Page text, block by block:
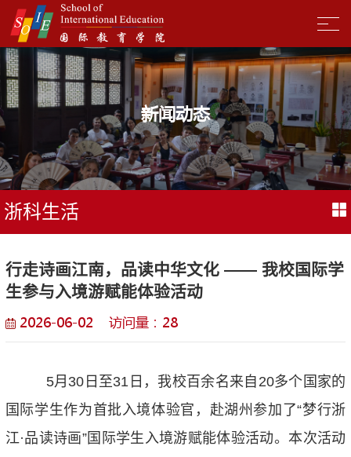
新闻动态
浙科生活
行走诗画江南，品读中华文化 —— 我校国际学
生参与入境游赋能体验活动
2026-06-02 访问量： 28
5月30日至31日，我校百余名来自 20多个国家的
国际学生作为首批入境体验官，赴湖州参加了“梦行浙
江·品读诗画”国际学生入境游赋能体验活动。本次活动